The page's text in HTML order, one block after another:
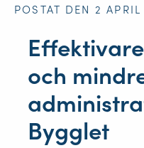
POSTAT DEN 2
och
Bygglet